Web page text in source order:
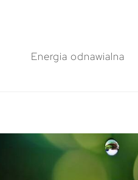
Energia odnawialna